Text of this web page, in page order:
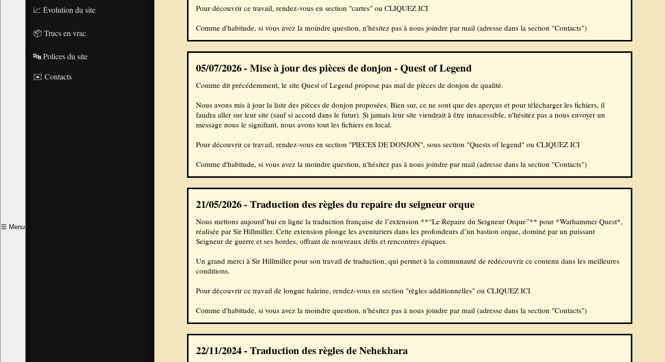
☰ Menu
📈 Évolution du site
📦 Trucs en vrac
🔤 Polices du site
✉️ Contacts
Pour découvrir ce travail, rendez-vous en section "cartes" ou CLIQUEZ ICI
Comme d'habitude, si vous avez la moindre question, n'hésitez pas à nous joindre par mail (adresse dans la section "Contacts")
05/07/2026 - Mise à jour des pièces de donjon - Quest of Legend
Comme dit précédemment, le site Quest of Legend propose pas mal de pièces de donjon de qualité.
Nous avons mis à jour la liste des pièces de donjon proposées. Bien sur, ce ne sont que des aperçus et pour télécharger les fichiers, il
faudra aller sur leur site (sauf si accord dans le futur). Si jamais leur site viendrait à être innacessible, n'hésitez pas a nous envoyer un
message nous le signifiant, nous avons tout les fichiers en local.
Pour découvrir ce travail, rendez-vous en section "PIECES DE DONJON", sous section "Quests of legend" ou CLIQUEZ ICI
Comme d'habitude, si vous avez la moindre question, n'hésitez pas à nous joindre par mail (adresse dans la section "Contacts")
21/05/2026 - Traduction des règles du repaire du seigneur orque
Nous mettons aujourd’hui en ligne la traduction française de l’extension **“Le Repaire du Seigneur Orque”** pour *Warhammer Quest*,
réalisée par Sir Hillmiller. Cette extension plonge les aventuriers dans les profondeurs d’un bastion orque, dominé par un puissant
Seigneur de guerre et ses hordes, offrant de nouveaux défis et rencontres épiques.
Un grand merci à Sir Hillmiller pour son travail de traduction, qui permet à la communauté de redécouvrir ce contenu dans les meilleures
conditions.
Pour découvrir ce travail de longue haleine, rendez-vous en section "règles additionnelles" ou CLIQUEZ ICI
Comme d'habitude, si vous avez la moindre question, n'hésitez pas à nous joindre par mail (adresse dans la section "Contacts")
22/11/2024 - Traduction des règles de Nehekhara